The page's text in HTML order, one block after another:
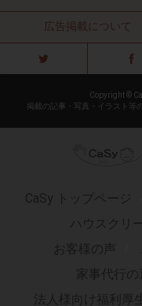
広告掲載について
Copyright ©
掲載の記事・写真・イラスト等
CaSy トップページ
ハウスクリ
お客様の声
家事代行の
法人様向け福利厚